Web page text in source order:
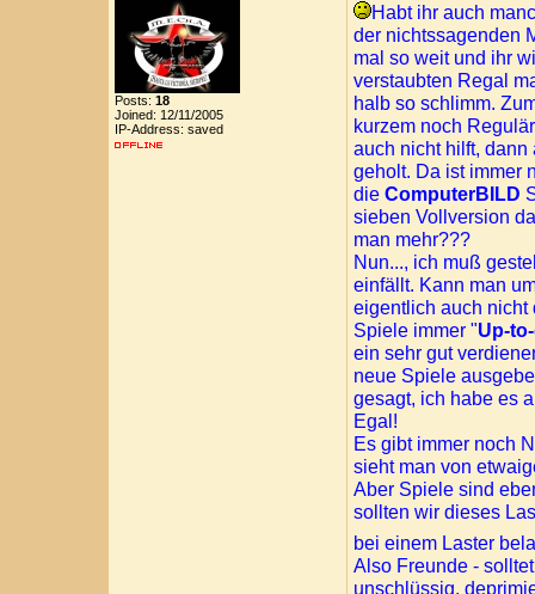
Posts: 18
Joined: 12/11/2005
IP-Address: saved
Habt ihr auch
der nichtssagenden
mal so weit und ihr
verstaubten Regal
halb so schlimm.
kurzem noch
auch nicht hilft,
geholt. Da ist immer
die ComputerBILD
sieben Vollversion
man mehr???
Nun..., ich muß
einfällt. Kann man
eigentlich auch nicht
Spiele immer "Up-
ein sehr gut
neue Spiele
gesagt, ich habe es
Egal!
Es gibt immer noch
sieht man von
Aber Spiele sind
sollten wir dieses
bei einem Laster
Also Freunde -
unschlüssig,